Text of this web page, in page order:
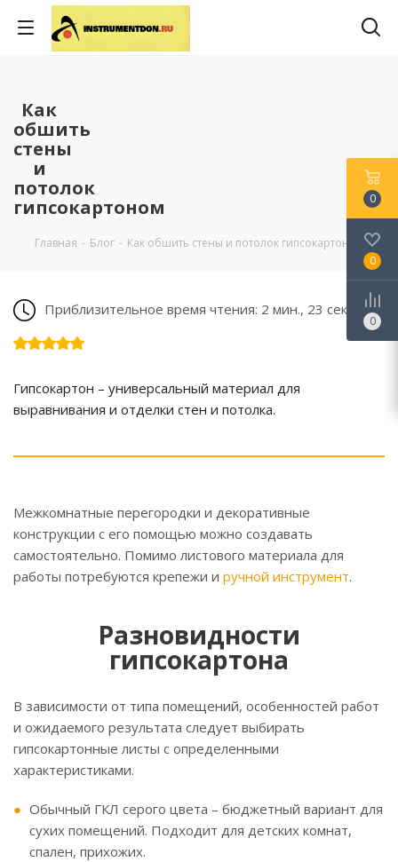
Как
обшить
стены
и
потолок
гипсокартоном
Главная - Блог - Как обшить стены и потолок гипсокартоном
Приблизительное время чтения: 2 мин., 23 сек.
Гипсокартон – универсальный материал для
выравнивания и отделки стен и потолка.
Межкомнатные перегородки и декоративные
конструкции с его помощью можно создавать
самостоятельно. Помимо листового материала для
работы потребуются крепежи и ручной инструмент.
Разновидности
гипсокартона
В зависимости от типа помещений, особенностей работ
и ожидаемого результата следует выбирать
гипсокартонные листы с определенными
характеристиками.
Обычный ГКЛ серого цвета – бюджетный вариант для
сухих помещений. Подходит для детских комнат,
спален, прихожих.
0
0
0